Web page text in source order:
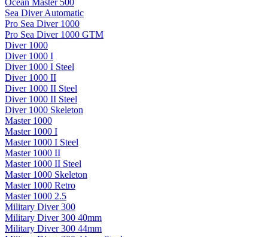
Ocean Master 500
Sea Diver Automatic
Pro Sea Diver 1000
Pro Sea Diver 1000 GTM
Diver 1000
Diver 1000 I
Diver 1000 I Steel
Diver 1000 II
Diver 1000 II Steel
Diver 1000 II Steel
Diver 1000 Skeleton
Master 1000
Master 1000 I
Master 1000 I Steel
Master 1000 II
Master 1000 II Steel
Master 1000 Skeleton
Master 1000 Retro
Master 1000 2.5
Military Diver 300
Military Diver 300 40mm
Military Diver 300 44mm